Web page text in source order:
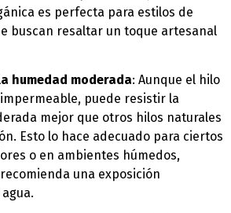
es perfecta para estilos de
buscan resaltar un toque artesanal
humedad moderada: Aunque el hilo
puede resistir la
mejor que otros hilos naturales
Esto lo hace adecuado para ciertos
o en ambientes húmedos,
una exposición